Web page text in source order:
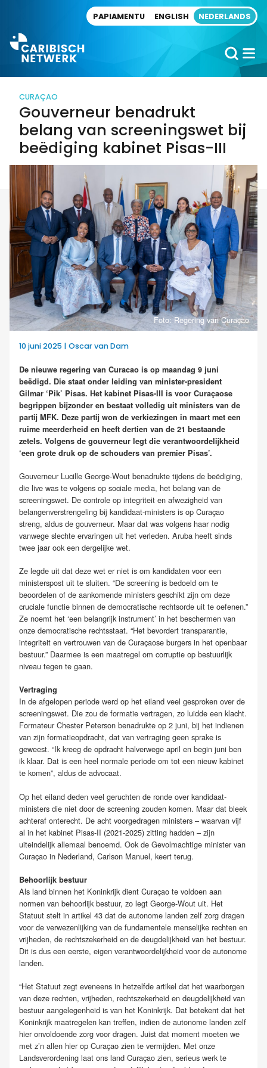
PAPIAMENTU ENGLISH NEDERLANDS
CURAÇAO
Gouverneur benadrukt
belang van screeningswet bij
beëdiging kabinet Pisas-III
Foto: Regering van Curaçao
10 juni 2025 | Oscar van Dam
De nieuwe regering van Curacao is op maandag 9 juni
beëdigd. Die staat onder leiding van minister-president
Gilmar ‘Pik’ Pisas. Het kabinet Pisas-III is voor Curaçaose
begrippen bijzonder en bestaat volledig uit ministers van de
partij MFK. Deze partij won de verkiezingen in maart met een
ruime meerderheid en heeft dertien van de 21 bestaande
zetels. Volgens de gouverneur legt die verantwoordelijkheid
‘een grote druk op de schouders van premier Pisas’.
Gouverneur Lucille George-Wout benadrukte tijdens de beëdiging,
die live was te volgens op sociale media, het belang van de
screeningswet. De controle op integriteit en afwezigheid van
belangenverstrengeling bij kandidaat-ministers is op Curaçao
streng, aldus de gouverneur. Maar dat was volgens haar nodig
vanwege slechte ervaringen uit het verleden. Aruba heeft sinds
twee jaar ook een dergelijke wet.
Ze legde uit dat deze wet er niet is om kandidaten voor een
ministerspost uit te sluiten. “De screening is bedoeld om te
beoordelen of de aankomende ministers geschikt zijn om deze
cruciale functie binnen de democratische rechtsorde uit te oefenen.”
Ze noemt het ‘een belangrijk instrument’ in het beschermen van
onze democratische rechtsstaat. “Het bevordert transparantie,
integriteit en vertrouwen van de Curaçaose burgers in het openbaar
bestuur.” Daarmee is een maatregel om corruptie op bestuurlijk
niveau tegen te gaan.
Vertraging
In de afgelopen periode werd op het eiland veel gesproken over de
screeningswet. Die zou de formatie vertragen, zo luidde een klacht.
Formateur Chester Peterson benadrukte op 2 juni, bij het indienen
van zijn formatieopdracht, dat van vertraging geen sprake is
geweest. “Ik kreeg de opdracht halverwege april en begin juni ben
ik klaar. Dat is een heel normale periode om tot een nieuw kabinet
te komen”, aldus de advocaat.
Op het eiland deden veel geruchten de ronde over kandidaat-
ministers die niet door de screening zouden komen. Maar dat bleek
achteraf onterecht. De acht voorgedragen ministers – waarvan vijf
al in het kabinet Pisas-II (2021-2025) zitting hadden – zijn
uiteindelijk allemaal benoemd. Ook de Gevolmachtige minister van
Curaçao in Nederland, Carlson Manuel, keert terug.
Behoorlijk bestuur
Als land binnen het Koninkrijk dient Curaçao te voldoen aan
normen van behoorlijk bestuur, zo legt George-Wout uit. Het
Statuut stelt in artikel 43 dat de autonome landen zelf zorg dragen
voor de verwezenlijking van de fundamentele menselijke rechten en
vrijheden, de rechtszekerheid en de deugdelijkheid van het bestuur.
Dit is dus een eerste, eigen verantwoordelijkheid voor de autonome
landen.
“Het Statuut zegt eveneens in hetzelfde artikel dat het waarborgen
van deze rechten, vrijheden, rechtszekerheid en deugdelijkheid van
bestuur aangelegenheid is van het Koninkrijk. Dat betekent dat het
Koninkrijk maatregelen kan treffen, indien de autonome landen zelf
hier onvoldoende zorg voor dragen. Juist dat moment moeten we
met z’n allen hier op Curaçao zien te vermijden. Met onze
Landsverordening laat ons land Curaçao zien, serieus werk te